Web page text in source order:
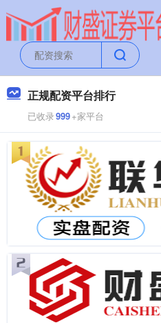
正规配资平台排行
已收录999+家平台